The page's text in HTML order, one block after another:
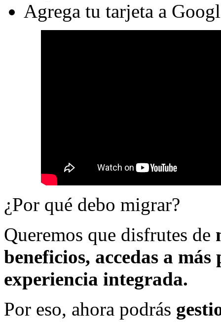
Agrega tu tarjeta a
¿Por qué debo migrar?
Queremos que disfrutes de
beneficios, accedas a más
experiencia integrada.
Por eso, ahora podrás